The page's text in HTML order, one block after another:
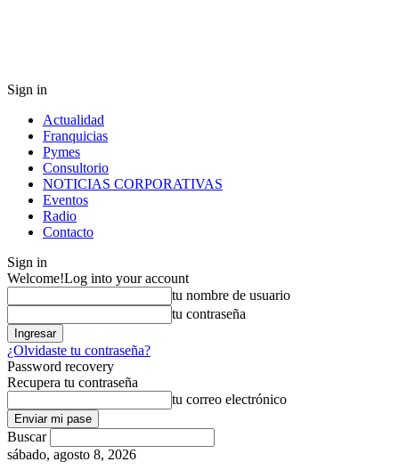
Sign in
Actualidad
Franquicias
Pymes
Consultorio
NOTICIAS CORPORATIVAS
Eventos
Radio
Contacto
Sign in
Welcome!Log into your account
tu nombre de usuario
tu contraseña
¿Olvidaste tu contraseña?
Password recovery
Recupera tu contraseña
tu correo electrónico
Buscar
sábado, agosto 8, 2026